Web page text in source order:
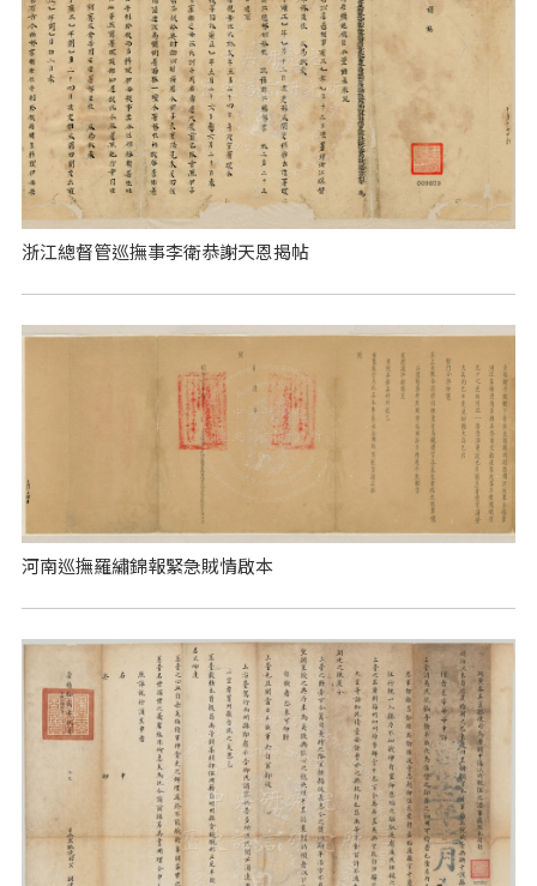
浙江總督管巡撫事李衛恭謝天恩揭帖
河南巡撫羅繡錦報緊急賊情啟本